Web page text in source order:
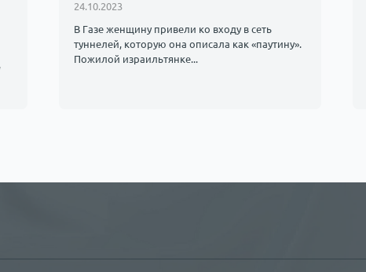
24.10.2023
В Газе женщину привели ко входу в сеть
туннелей, которую она описала как «паутину».
Пожилой израильтянке...